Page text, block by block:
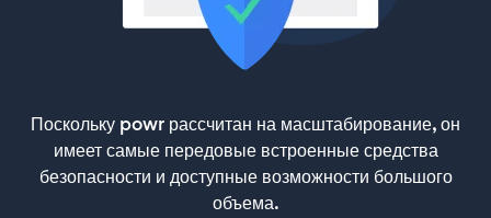
Поскольку powr рассчитан на масштабирование, он
имеет самые передовые встроенные средства
безопасности и доступные возможности большого
объема.